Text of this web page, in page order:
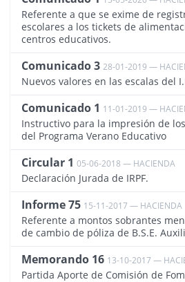
Referente a que se exime de
escolares a los tickets de
centros educativos.
Comunicado 3 28-01-2019 —
Nuevos valores en las escalas del
Comunicado 1 11-01-2019 —
Instructivo para la impresión de
del Programa Verano Educativo
Circular 1 05-06-2018 — HACIENDA
Declaración Jurada de IRPF.
Informe 75 15-11-2017 — HACIENDA
Referente a montos sobrantes
de cambio de póliza de B.S.E.
Memorando 16 13-10-2017 —
Partida Aporte de Comisión de